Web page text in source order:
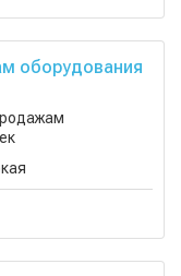
оборудования